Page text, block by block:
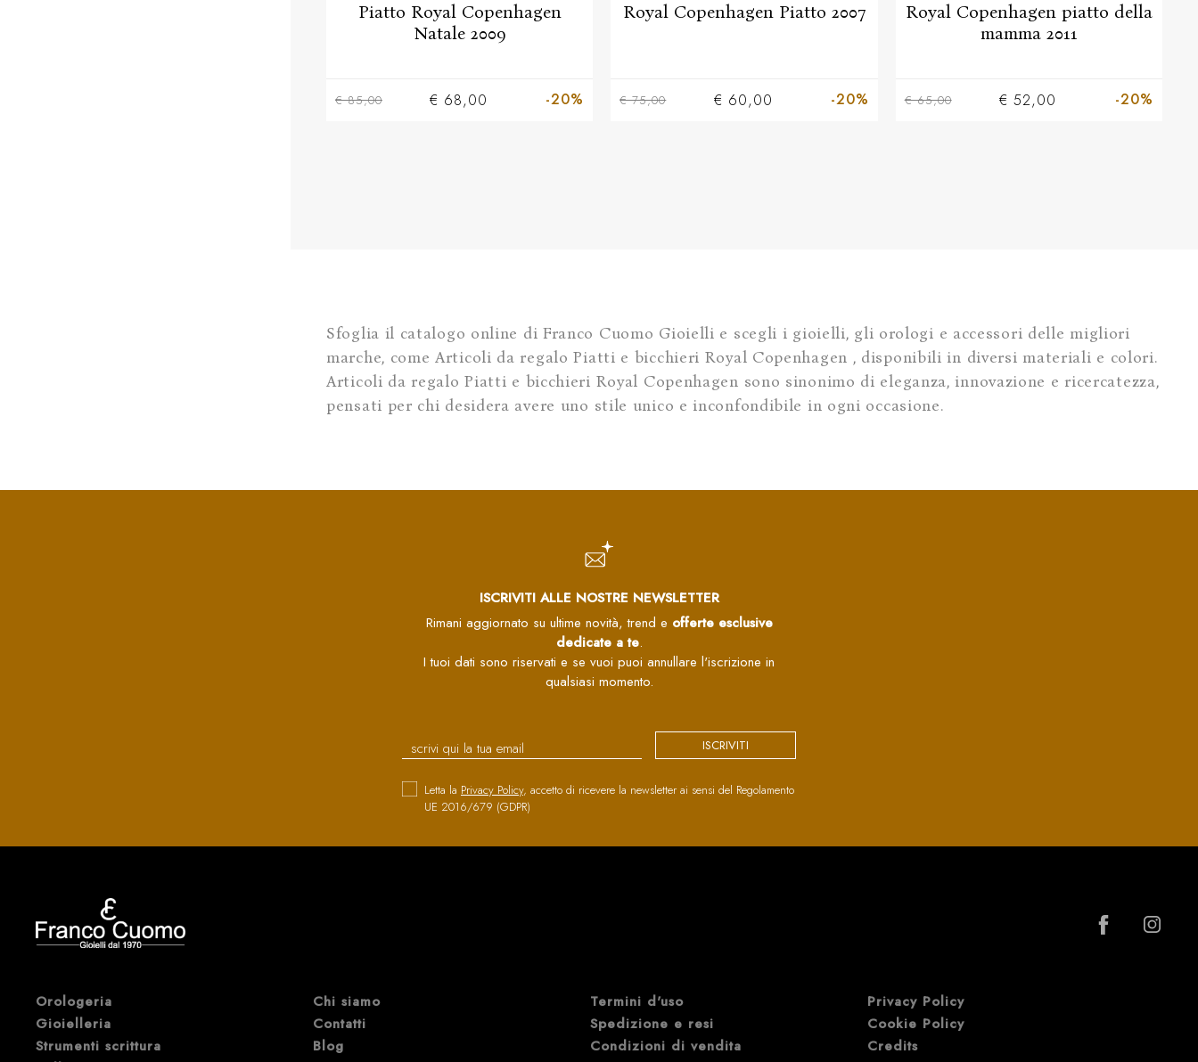
Piatto Royal Copenhagen
Natale 2009
€ 85,00 € 68,00 -20%
Royal Copenhagen Piatto 2007
€ 75,00 € 60,00 -20%
Royal Copenhagen piatto della
mamma 2011
€ 65,00 € 52,00 -20%
Sfoglia il catalogo online di Franco Cuomo Gioielli e scegli i gioielli, gli orologi e accessori delle migliori
marche, come Articoli da regalo Piatti e bicchieri Royal Copenhagen , disponibili in diversi materiali e colori.
Articoli da regalo Piatti e bicchieri Royal Copenhagen sono sinonimo di eleganza, innovazione e ricercatezza,
pensati per chi desidera avere uno stile unico e inconfondibile in ogni occasione.
ISCRIVITI ALLE NOSTRE NEWSLETTER
Rimani aggiornato su ultime novità, trend e offerte esclusive
dedicate a te.
I tuoi dati sono riservati e se vuoi puoi annullare l'iscrizione in
qualsiasi momento.
ISCRIVITI
Letta la Privacy Policy, accetto di ricevere la newsletter ai sensi del Regolamento
UE 2016/679 (GDPR)
Orologeria
Gioielleria
Strumenti scrittura
Chi siamo
Contatti
Blog
Termini d'uso
Spedizione e resi
Condizioni di vendita
Privacy Policy
Cookie Policy
Credits